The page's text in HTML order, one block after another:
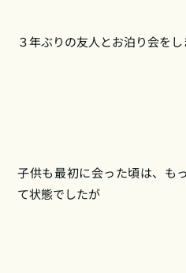
３年ぶりの友人とお泊り会をし
子供も最初に会った頃は、も
て状態でしたが